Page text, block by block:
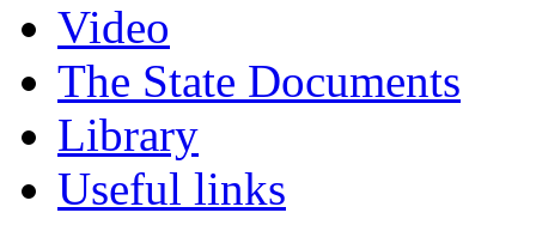
Video
The State Documents
Library
Useful links